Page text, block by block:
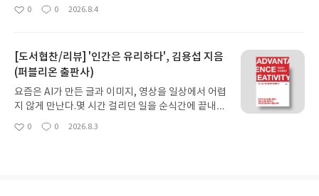
fyUI는 이미지 생성 과정을 여러 개의 노드로 나누어
수정하거나 해상도를 높이는 과정이 하나의 작업 흐
름으로 펼쳐진다.버튼 하나를 누른 뒤 결과만 기다리
는 방식과 달리, 각 단계가 어떤 역할을 맡고 있으며
어느 지점에서 결과가 달라지는지를 직접 확인하고
조절할 수 있다.생성형 AI 시대에 중요한 능력은 우연
히 좋은 결과물을 한 번 얻는 것이 아니다.원하는 결
그러나 한 권의 완성도에 깊이 관여하면서도 독자에
하는 쿠쥬 코코로를 중심으로 교열자들의 세계를 그
린 직업 만화다. 교열이라고 하면 흔히 오탈자나 맞춤
법을 고치는 일을 떠올리지만, 작품 속 교열자들이 확
인하는 범위는 훨씬 넓다.소설의 배경이 2020년으로
에서는 ‘뺀질뺀질한 소년’이라고 한 인물을 몇 페이지
좋
0
댓
0
작
2026.8.4
[도서협찬/리뷰] '인간은 유리하다', 김용섭 지음
(퍼블리온 출판사)
요즘은 AI가 만든 글과 이미지, 영상을 일상에서 어렵
지 않게 만난다.몇 시간 걸리던 일을 순식간에 끝내는
모습을 보면 편리하면서도 한편으로는 불안하다.지
좋
0
댓
0
작
2026.8.3